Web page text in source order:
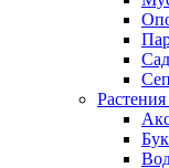
Растения